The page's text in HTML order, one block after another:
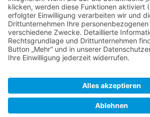
Unsere Öffnungszeiten
Montag bis Samstag:
10:00 Uhr – 19:00 Uhr
Pflichtangaben
Impressum
Datenschutzerklärung
Kontakt